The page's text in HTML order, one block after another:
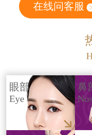
在线问客服
眼部
Eye
鼻